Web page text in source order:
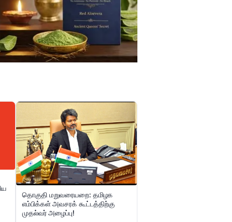
தொகுதி மறுவரையறை: தமிழக
எம்பிக்கள் அவசரக் கூட்டத்திற்கு
முதல்வர் அழைப்பு!